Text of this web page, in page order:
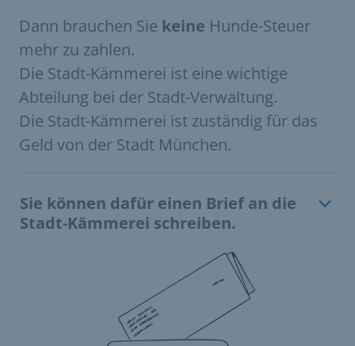
Dann brauchen Sie keine Hunde-Steuer
mehr zu zahlen.
Die Stadt-Kämmerei ist eine wichtige
Abteilung bei der Stadt-Verwaltung.
Die Stadt-Kämmerei ist zuständig für das
Geld von der Stadt München.
Sie können dafür einen Brief an die
Stadt-Kämmerei schreiben.